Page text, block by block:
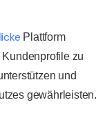
Plattform
zu
und
gewährleisten.